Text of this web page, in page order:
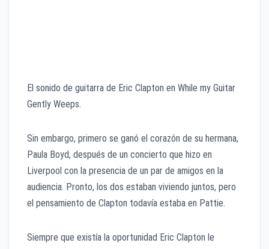
El sonido de guitarra de Eric Clapton en While my Guitar
Gently Weeps.
Sin embargo, primero se ganó el corazón de su hermana,
Paula Boyd, después de un concierto que hizo en
Liverpool con la presencia de un par de amigos en la
audiencia. Pronto, los dos estaban viviendo juntos, pero
el pensamiento de Clapton todavía estaba en Pattie.
Siempre que existía la oportunidad Eric Clapton le